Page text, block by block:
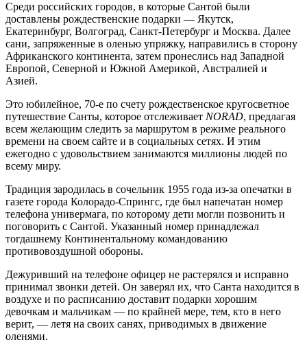
Среди российских городов, в которые Сантой были
доставлены рождественские подарки — Якутск,
Екатеринбург, Волгоград, Санкт-Петербург и Москва. Далее
сани, запряженные в оленью упряжку, направились в сторону
Африканского континента, затем пронеслись над Западной
Европой, Северной и Южной Америкой, Австралией и
Азией.
Это юбилейное, 70-е по счету рождественское кругосветное
путешествие Санты, которое отслеживает NORAD, предлагая
всем желающим следить за маршрутом в режиме реального
времени на своем сайте и в социальных сетях. И этим
ежегодно с удовольствием занимаются миллионы людей по
всему миру.
Традиция зародилась в сочельник 1955 года из-за опечатки в
газете города Колорадо-Спрингс, где был напечатан номер
телефона универмага, по которому дети могли позвонить и
поговорить с Сантой. Указанный номер принадлежал
тогдашнему Континентальному командованию
противовоздушной обороны.
Дежуривший на телефоне офицер не растерялся и исправно
принимал звонки детей. Он заверял их, что Санта находится в
воздухе и по расписанию доставит подарки хорошим
девочкам и мальчикам — по крайней мере, тем, кто в него
верит, — летя на своих санях, приводимых в движение
оленями.